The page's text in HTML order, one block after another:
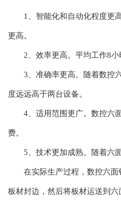
1、智能化和自动化程度更高
更高。
2、效率更高。平均工作8小
3、准确率更高。随着数控六
度远远高于两台设备。
4、适用范围更广。数控六面
费。
5、技术更加成熟。随着六面
在实际生产过程，数控六面钻
板材封边，然后将板材运送到